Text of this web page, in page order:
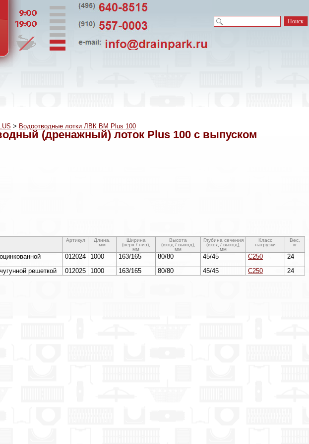
> Водоотводные лотки ЛВК ВМ Plus 100
(дренажный) лоток Plus 100 с выпуском
Артикул
Длина,
мм
Ширина
(верх / низ),
мм
Высота
(вход / выход),
мм
Глубина сечения
(вход / выход),
мм
Класс
нагрузки
Вес,
кг
012024 1000 163/165 80/80 45/45 С250
24
решеткой 012025 1000 163/165 80/80 45/45 С250 24